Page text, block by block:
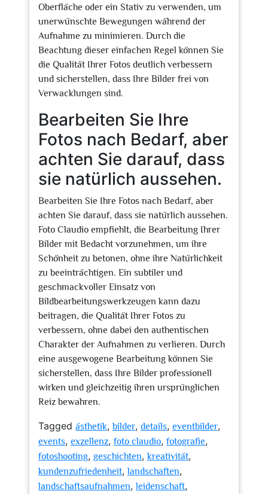
Oberfläche oder ein Stativ zu verwenden, um
unerwünschte Bewegungen während der
Aufnahme zu minimieren. Durch die
Beachtung dieser einfachen Regel können Sie
die Qualität Ihrer Fotos deutlich verbessern
und sicherstellen, dass Ihre Bilder frei von
Verwacklungen sind.
Bearbeiten Sie Ihre
Fotos nach Bedarf, aber
achten Sie darauf, dass
sie natürlich aussehen.
Bearbeiten Sie Ihre Fotos nach Bedarf, aber
achten Sie darauf, dass sie natürlich aussehen.
Foto Claudio empfiehlt, die Bearbeitung Ihrer
Bilder mit Bedacht vorzunehmen, um ihre
Schönheit zu betonen, ohne ihre Natürlichkeit
zu beeinträchtigen. Ein subtiler und
geschmackvoller Einsatz von
Bildbearbeitungswerkzeugen kann dazu
beitragen, die Qualität Ihrer Fotos zu
verbessern, ohne dabei den authentischen
Charakter der Aufnahmen zu verlieren. Durch
eine ausgewogene Bearbeitung können Sie
sicherstellen, dass Ihre Bilder professionell
wirken und gleichzeitig ihren ursprünglichen
Reiz bewahren.
Tagged ästhetik,bilder, details, eventbilder,
events, exzellenz, foto claudio, fotografie,
fotoshooting, geschichten,kreativität,
kundenzufriedenheit,landschaften,
landschaftsaufnahmen,leidenschaft,